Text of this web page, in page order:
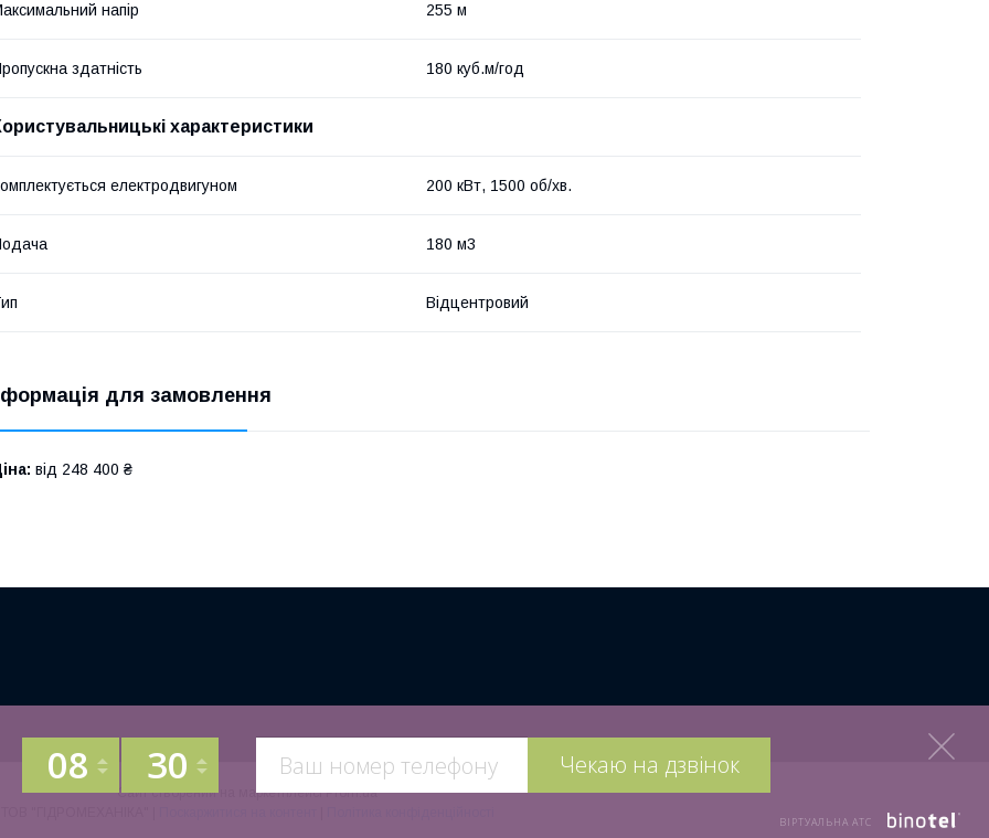
напір 255 м
здатність 180 куб.м/год
характеристики
електродвигуном 200 кВт, 1500 об/хв.
180 м3
Відцентровий
для замовлення
від 248 400 ₴
Сайт створений на маркетплейсіProm.ua
08 30 Чекаю на дзвінок
ВІРТУАЛЬНА АТС